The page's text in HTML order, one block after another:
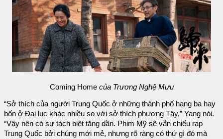
Coming Home của Trương Nghệ Mưu
“Sở thích của người Trung Quốc ở những thành phố hạng ba hay
bốn ở Đại lục khác nhiều so với sở thích phương Tây,” Yang nói.
“Vậy nên có sự tách biệt tăng dần. Phim Mỹ sẽ vẫn chiếu rạp
Trung Quốc bởi chúng mới mẻ, nhưng rõ ràng có thứ gì đó mà